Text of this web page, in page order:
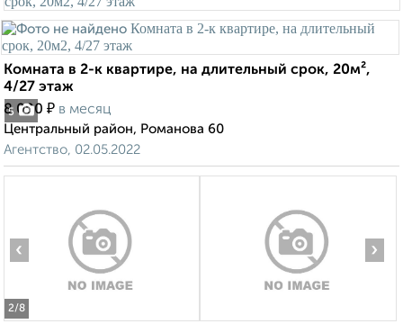
5
Комната в 2-к квартире, на длительный срок, 20м²,
4/27 этаж
8 000 ₽ в месяц
Центральный район, Романова 60
Агентство, 02.05.2022
2/8
‹ ›